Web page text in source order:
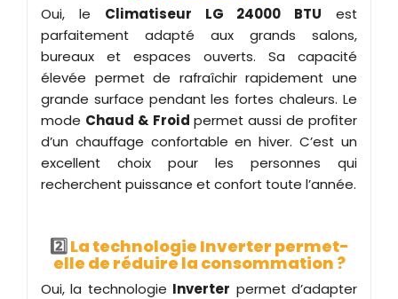
Oui, le Climatiseur LG 24000 BTU est
parfaitement adapté aux grands salons,
bureaux et espaces ouverts. Sa capacité
élevée permet de rafraîchir rapidement une
grande surface pendant les fortes chaleurs. Le
mode Chaud & Froid permet aussi de profiter
d’un chauffage confortable en hiver. C’est un
excellent choix pour les personnes qui
recherchent puissance et confort toute l’année.
2️La technologie Inverter permet-
elle de réduire la consommation ?
Oui, la technologie Inverter permet d’adapter